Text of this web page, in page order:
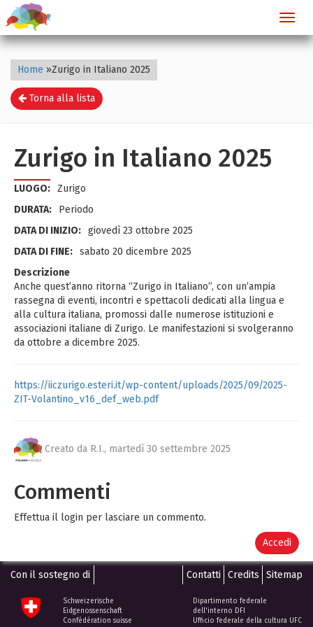
Home »Zurigo in Italiano 2025
Torna alla lista
Zurigo in Italiano 2025
LUOGO: Zurigo
DURATA:
Periodo
DATA DI INIZIO: giovedì 23 ottobre 2025
DATA DI FINE: sabato 20 dicembre 2025
Descrizione
Anche quest’anno ritorna “Zurigo in Italiano”, con un’ampia
rassegna di eventi, incontri e spettacoli dedicati alla lingua e
alla cultura italiana, promossi dalle numerose istituzioni e
associazioni italiane di Zurigo. Le manifestazioni si svolgeranno
da ottobre a dicembre 2025.
https://iiczurigo.esteri.it/wp-content/uploads/2025/09/2025-
ZIT-Volantino_v16_def_web.pdf
Creato da R.I., martedì 30 settembre 2025
Commenti
Effettua il login per lasciare un commento.
Accedi
Con il sostegno di Contatti Credits Sitemap
Schweizerische
Eidgenossenschaft
Confédération suisse
Dipartimento federale
dell'interno DFI
Ufficio federale della cultura UFC